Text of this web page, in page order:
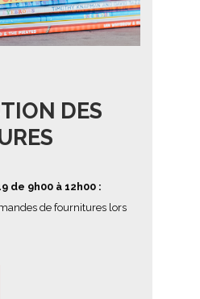
DES
de 9h00 à 12h00 :
de fournitures lors